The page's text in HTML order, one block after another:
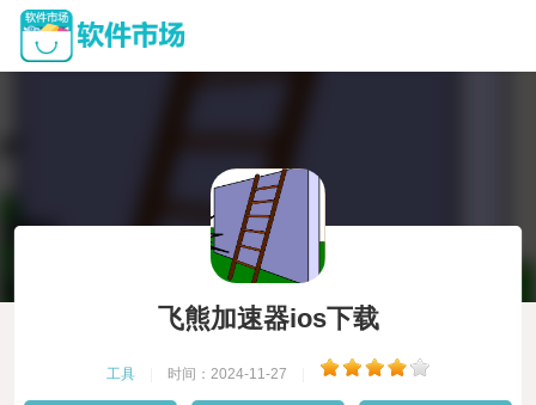
飞熊加速器ios下载
工具 时间：2024-11-27